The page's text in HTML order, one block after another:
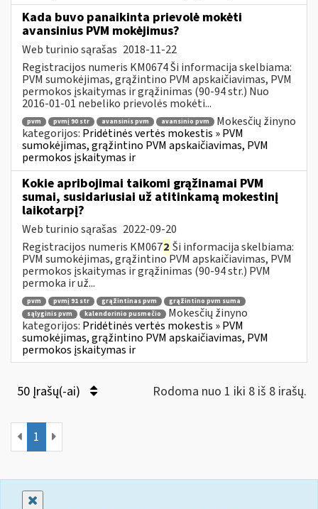
Kada buvo panaikinta prievolė mokėti
avansinius PVM mokėjimus?
Web turinio sąrašas 2018-11-22
Registracijos numeris KM0674 Ši informacija skelbiama:
PVM sumokėjimas, grąžintino PVM apskaičiavimas, PVM
permokos įskaitymas ir grąžinimas (90-94 str.) Nuo
2016-01-01 nebeliko prievolės mokėti...
pvm pvmį 90 str avansinis pvm avansinio pvm
Mokesčių žinyno
kategorijos: Pridėtinės vertės mokestis » PVM
sumokėjimas, grąžintino PVM apskaičiavimas, PVM
permokos įskaitymas ir
Kokie apribojimai taikomi grąžinamai PVM
sumai, susidariusiai už atitinkamą mokestinį
laikotarpį?
Web turinio sąrašas 2022-09-20
Registracijos numeris KM0672 Ši informacija skelbiama:
PVM sumokėjimas, grąžintino PVM apskaičiavimas, PVM
permokos įskaitymas ir grąžinimas (90-94 str.) PVM
permoka ir už...
pvm pvmį 91 str grąžintinas pvm
grąžintino pvm suma
sąlyginis pvm
kalendorinio pusmečio
Mokesčių žinyno
kategorijos: Pridėtinės vertės mokestis » PVM
sumokėjimas, grąžintino PVM apskaičiavimas, PVM
permokos įskaitymas ir
50 Įrašų(-ai) Rodoma nuo 1 iki 8 iš 8 irašų.
1